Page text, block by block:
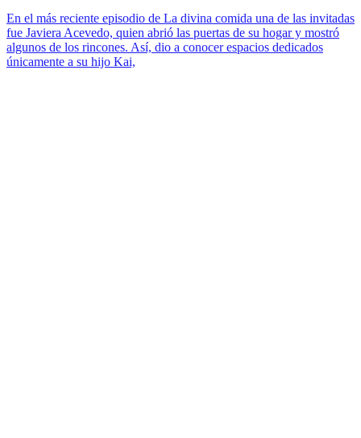
En el más reciente episodio de La divina comida una de las invitadas
fue Javiera Acevedo, quien abrió las puertas de su hogar y mostró
algunos de los rincones. Así, dio a conocer espacios dedicados
únicamente a su hijo Kai,